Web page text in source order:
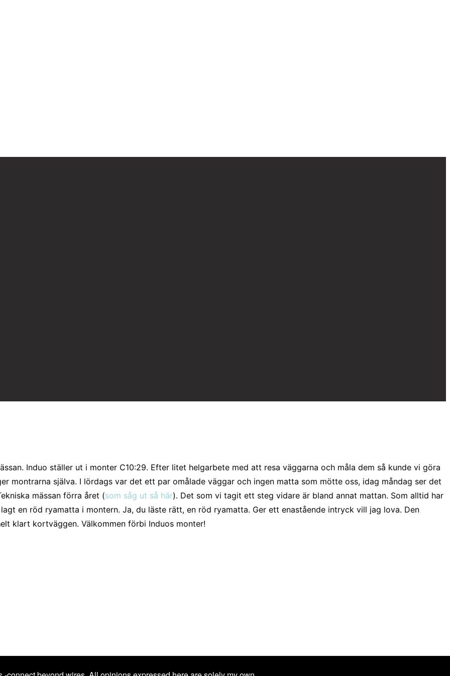
Induo ställer ut i monter C10:29. Efter litet helgarbete med att resa väggarna och måla dem så kunde vi göra
montrarna själva. I lördags var det ett par omålade väggar och ingen matta som mötte oss, idag måndag ser det
mässan förra året (som såg ut så här). Det som vi tagit ett steg vidare är bland annat mattan. Som alltid har
en röd ryamatta i montern. Ja, du läste rätt, en röd ryamatta. Ger ett enastående intryck vill jag lova. Den
klart kortväggen. Välkommen förbi Induos monter!